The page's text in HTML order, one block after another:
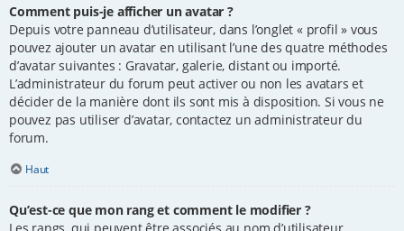
Comment puis-je afficher un avatar ?
Depuis votre panneau d’utilisateur, dans l’onglet « profil » vous
pouvez ajouter un avatar en utilisant l’une des quatre méthodes
d’avatar suivantes : Gravatar, galerie, distant ou importé.
L’administrateur du forum peut activer ou non les avatars et
décider de la manière dont ils sont mis à disposition. Si vous ne
pouvez pas utiliser d’avatar, contactez un administrateur du
forum.
Haut
Qu’est-ce que mon rang et comment le modifier ?
Les rangs, qui peuvent être associés au nom d’utilisateur,